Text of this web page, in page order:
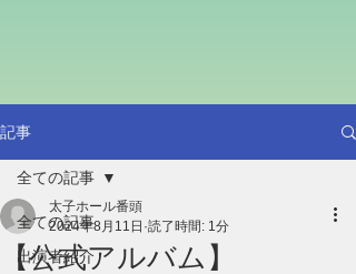
記事
全ての記事
出演者紹介
全ての記事
【公式アルバム】
太子ホール番頭
2024年8月11日 読了時間: 1分